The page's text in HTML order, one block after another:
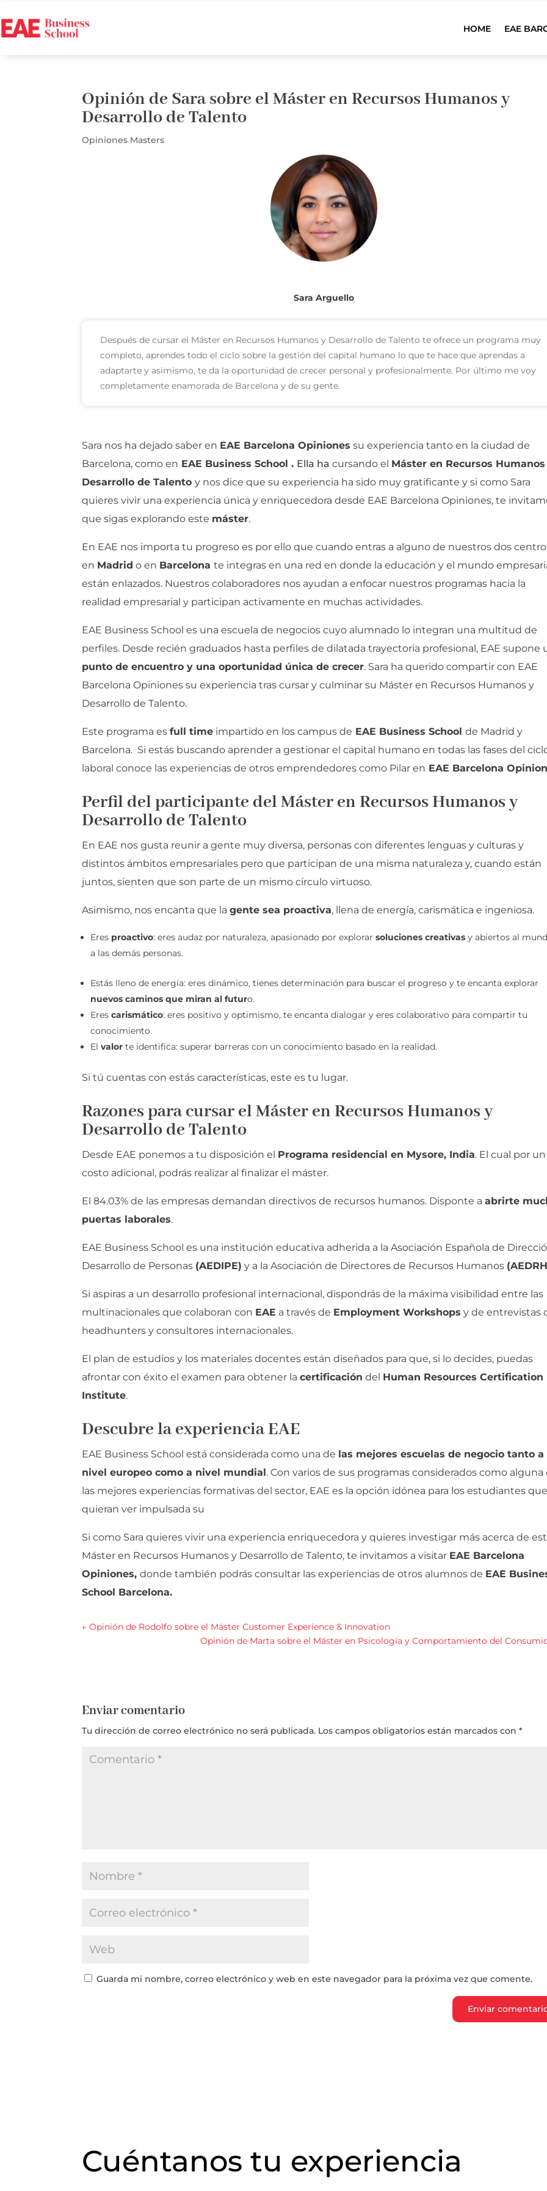
HOME EAE
Opinión de Sara sobre el Máster en Recursos Humanos y
Desarrollo de Talento
Opiniones Masters
Sara Arguello
Después de cursar el Máster en Recursos Humanos y Desarrollo de Talento te ofrece un programa muy
completo, aprendes todo el ciclo sobre la gestión del capital humano lo que te hace que aprendas a
adaptarte y asimismo, te da la oportunidad de crecer personal y profesionalmente. Por último me voy
completamente enamorada de Barcelona y de su gente.
Sara nos ha dejado saber en EAE Barcelona Opiniones su experiencia tanto en la ciudad de
Barcelona, como en EAE Business School . Ella hacursando el Máster en Recursos
Desarrollo de Talentoy nos dice que su experiencia ha sido muy gratificante y si como Sara
quieres vivir una experiencia única y enriquecedora desde EAE Barcelona Opiniones, te
que sigas explorando este máster.
En EAE nos importa tu progreso es por ello que cuando entras a alguno de nuestros dos
en Madrid o en Barcelonate integras en una red en donde la educación y el mundo
están enlazados. Nuestros colaboradores nos ayudan a enfocar nuestros programas hacia la
realidad empresarial y participan activamente en muchas actividades.
EAE Business School es una escuela de negocios cuyo alumnado lo integran una multitud de
perfiles. Desde recién graduados hasta perfiles de dilatada trayectoria profesional, EAE supone
punto de encuentro y una oportunidad única de crecer. Sara ha querido compartir con EAE
Barcelona Opiniones su experiencia tras cursar y culminar su Máster en Recursos Humanos y
Desarrollo de Talento.
Este programa esfull time impartido en los campus de EAE Business Schoolde Madrid y
Barcelona. Si estás buscando aprender a gestionar el capital humano en todas las fases del
laboral conoce las experiencias de otros emprendedores como Pilar en EAE Barcelona
Perfil del participante delMáster en Recursos Humanos y
Desarrollo de Talento
En EAE nos gusta reunir a gente muy diversa, personas con diferentes lenguas y culturas y
distintos ámbitos empresariales pero que participan de una misma naturaleza y, cuando están
juntos, sienten que son parte de un mismo círculo virtuoso.
Asimismo, nos encanta que lagente sea proactiva, llena de energía, carismática e ingeniosa.
Eres proactivo: eres audaz por naturaleza, apasionado por explorarsoluciones creativas y abiertos al
a las demás personas.
Estás lleno de energía: eres dinámico, tienes determinación para buscar el progreso y te encanta explorar
nuevos caminos que miran al futuro.
Erescarismático: eres positivo y optimismo, te encanta dialogar y eres colaborativo para compartir tu
conocimiento.
Elvalor te identifica: superar barreras con un conocimiento basado en la realidad.
Si tú cuentas con estás características, este es tu lugar.
Razones para cursar el Máster en Recursos Humanos y
Desarrollo de Talento
Desde EAE ponemos a tu disposición el Programa residencial en Mysore, India. El cual por un
costo adicional, podrás realizar al finalizar el máster.
El 84.03% de las empresas demandan directivos de recursos humanos. Disponte aabrirte
puertas laborales.
EAE Business School es una institución educativa adherida a la Asociación Española de
Desarrollo de Personas (AEDIPE) y a la Asociación de Directores de Recursos Humanos
Si aspiras a un desarrollo profesional internacional, dispondrás de la máxima visibilidad entre las
multinacionales que colaboran con EAE a través de Employment Workshops y de entrevistas
headhunters y consultores internacionales.
El plan de estudios y los materiales docentes están diseñados para que, si lo decides, puedas
afrontar con éxito el examen para obtener lacertificación del Human Resources Certification
Institute.
Descubre la experiencia EAE
EAE Business School está considerada como una de las mejores escuelas de negocio tanto a
nivel europeo como a nivel mundial. Con varios de sus programas considerados como alguna
las mejores experiencias formativas del sector, EAE es la opción idónea para los estudiantes
quieran ver impulsada su
Si como Sara quieres vivir una experiencia enriquecedora y quieres investigar más acerca de
Máster en Recursos Humanos y Desarrollo de Talento, te invitamos a visitar EAE Barcelona
Opiniones,donde también podrás consultar las experiencias de otros alumnos de EAE
School Barcelona.
← Opinión de Rodolfo sobre el Máster Customer Experience & Innovation
Opinión de Marta sobre el Máster en Psicología y Comportamiento del
Enviar comentario
Tu dirección de correo electrónico no será publicada. Los campos obligatorios están marcados con*
Guarda mi nombre, correo electrónico y web en este navegador para la próxima vez que comente.
Cuéntanos tu experiencia